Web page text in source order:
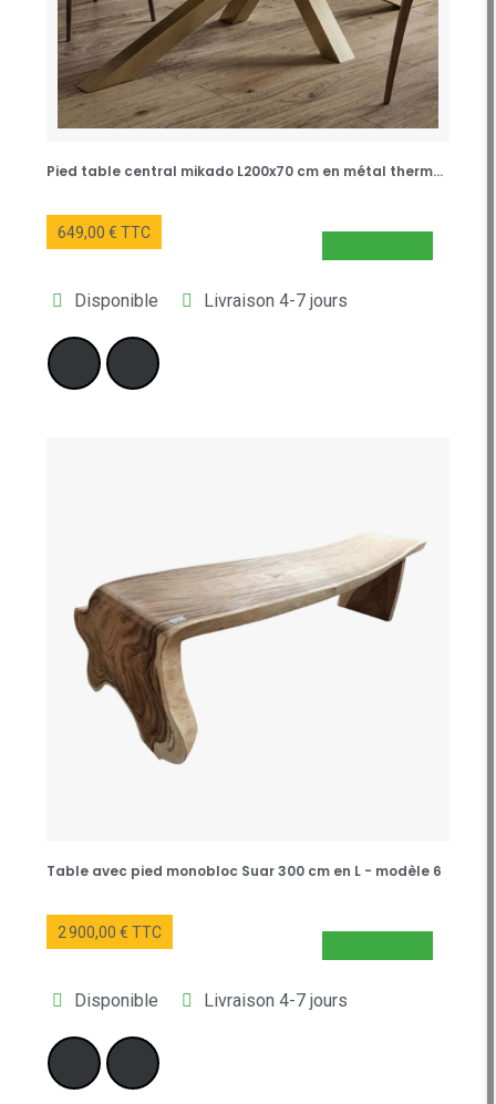
Pied table central mikado L200x70 cm en métal thermolaqué Gold (doré)
649,00 € TTC
Disponible Livraison 4-7 jours
Table avec pied monobloc Suar 300 cm en L - modèle 6
2 900,00 € TTC
Disponible Livraison 4-7 jours